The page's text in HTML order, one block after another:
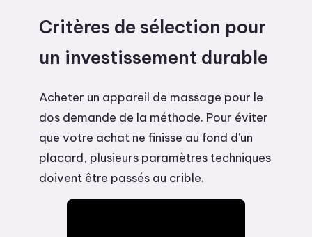
Critères de sélection pour
un investissement durable
Acheter un appareil de massage pour le
dos demande de la méthode. Pour éviter
que votre achat ne finisse au fond d’un
placard, plusieurs paramètres techniques
doivent être passés au crible.